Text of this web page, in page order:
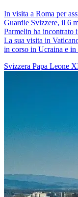
In visita a Roma per
Guardie Svizzere, il 6
Parmelin ha incontrato
La sua visita in
in corso in Ucraina e
Svizzera Papa Leone